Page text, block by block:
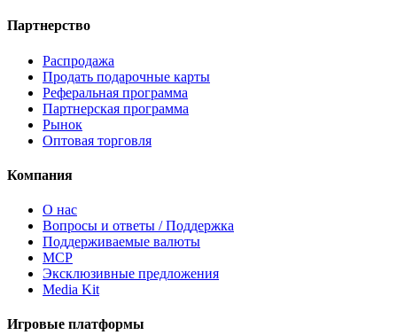
Партнерство
Распродажа
Продать подарочные карты
Реферальная программа
Партнерская программа
Рынок
Оптовая торговля
Компания
О нас
Вопросы и ответы / Поддержка
Поддерживаемые валюты
MCP
Эксклюзивные предложения
Media Kit
Игровые платформы